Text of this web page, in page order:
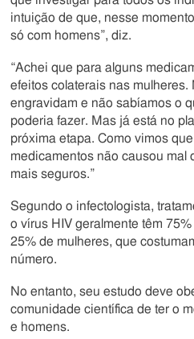
intuição de que, nesse
só com homens”, diz.
“Achei que para alguns
efeitos colaterais nas mulheres.
engravidam e não sabíamos o
poderia fazer. Mas já está no
próxima etapa. Como vimos
medicamentos não causou mal
mais seguros.”
Segundo o infectologista,
o vírus HIV geralmente têm
25% de mulheres, que
número.
No entanto, seu estudo deve
comunidade científica de ter o
e homens.